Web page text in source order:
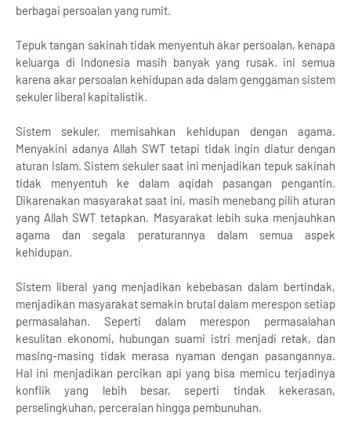
berbagai persoalan yang rumit.
Tepuk tangan sakinah tidak menyentuh akar persoalan, kenapa
keluarga di Indonesia masih banyak yang rusak. ini semua
karena akar persoalan kehidupan ada dalam genggaman sistem
sekuler liberal kapitalistik.
Sistem sekuler, memisahkan kehidupan dengan agama.
Menyakini adanya Allah SWT tetapi tidak ingin diatur dengan
aturan Islam. Sistem sekuler saat ini menjadikan tepuk sakinah
tidak menyentuh ke dalam aqidah pasangan pengantin.
Dikarenakan masyarakat saat ini, masih menebang pilih aturan
yang Allah SWT tetapkan. Masyarakat lebih suka menjauhkan
agama dan segala peraturannya dalam semua aspek
kehidupan.
Sistem liberal yang menjadikan kebebasan dalam bertindak,
menjadikan masyarakat semakin brutal dalam merespon setiap
permasalahan. Seperti dalam merespon permasalahan
kesulitan ekonomi, hubungan suami istri menjadi retak, dan
masing-masing tidak merasa nyaman dengan pasangannya.
Hal ini menjadikan percikan api yang bisa memicu terjadinya
konflik yang lebih besar, seperti tindak kekerasan,
perselingkuhan, perceraian hingga pembunuhan.